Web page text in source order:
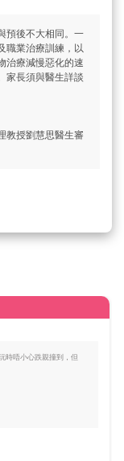
預後不大相同。一
職業治療訓練，以
治療減慢惡化的速
家長須與醫生詳談
教授劉慧思醫生審
時唔小心跌親撞到，但